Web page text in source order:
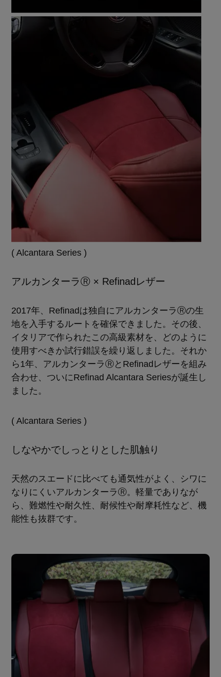
( Alcantara Series )
アルカンターラⓇ × Refinadレザー
2017年、Refinadは独自にアルカンターラⓇの生
地を入手するルートを確保できました。その後、
イタリアで作られたこの高級素材を、どのように
使用すべきか試行錯誤を繰り返しました。それか
ら1年、アルカンターラⓇとRefinadレザーを組み
合わせ、ついにRefinad Alcantara Seriesが誕生し
ました。
( Alcantara Series )
しなやかでしっとりとした肌触り
天然のスエードに比べても通気性がよく、シワに
なりにくいアルカンターラⓇ。軽量でありなが
ら、難燃性や耐久性、耐候性や耐摩耗性など、機
能性も抜群です。